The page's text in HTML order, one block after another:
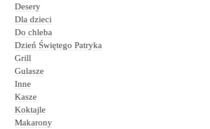
Desery
Dla dzieci
Do chleba
Dzień Świętego Patryka
Grill
Gulasze
Inne
Kasze
Koktajle
Makarony